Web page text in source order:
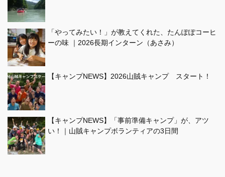
「やってみたい！」が教えてくれた、たんぽぽコーヒ
ーの味 ｜2026長期インターン（あさみ）
【キャンプNEWS】2026山賊キャンプ スタート！
【キャンプNEWS】「事前準備キャンプ」が、アツ
い！｜山賊キャンプボランティアの3日間